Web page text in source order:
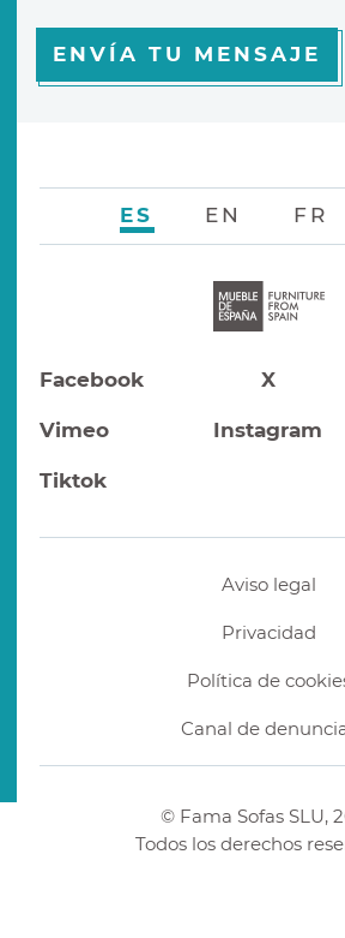
ENVÍA TU MENSAJE
Facebook X
Vimeo Instagram
Tiktok
ES EN FR
© Fama Sofas SLU,
Todos los derechos
Aviso legal
Privacidad
Política de
Canal de